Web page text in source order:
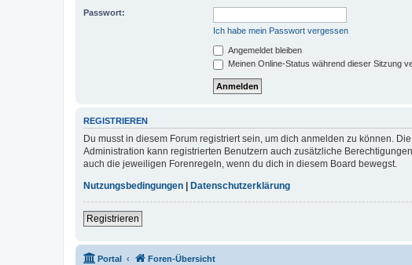
Passwort:
Ich habe mein Passwort vergessen
Angemeldet bleiben
Meinen Online-Status während dieser Sitzung
REGISTRIEREN
Du musst in diesem Forum registriert sein, um dich anmelden zu können.
Administration kann registrierten Benutzern auch zusätzliche
auch die jeweiligen Forenregeln, wenn du dich in diesem Board bewegst.
Nutzungsbedingungen
Datenschutzerklärung
Registrieren
Portal Foren-Übersicht